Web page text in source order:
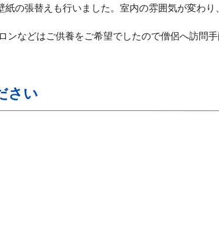
の張替えも行いました。室内の雰囲気が変わり
などはご供養をご希望でしたので僧侶へ訪問
さい